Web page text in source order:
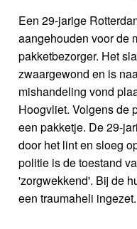
Een 29-jarige
aangehouden voor de
pakketbezorger. Het
zwaargewond en is
mishandeling vond
Hoogvliet. Volgens de
een pakketje. De 29-
door het lint en sloeg
politie is de toestand
'zorgwekkend'. Bij de
een traumaheli ingezet.